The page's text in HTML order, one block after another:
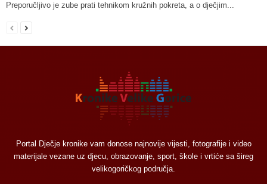
Preporučljivo je zube prati tehnikom kružnih pokreta, a o dječjim...
Portal Dječje kronike vam donose najnovije vijesti, fotografije i video
materijale vezane uz djecu, obrazovanje, sport, škole i vrtiće sa šireg
velikogoričkog područja.